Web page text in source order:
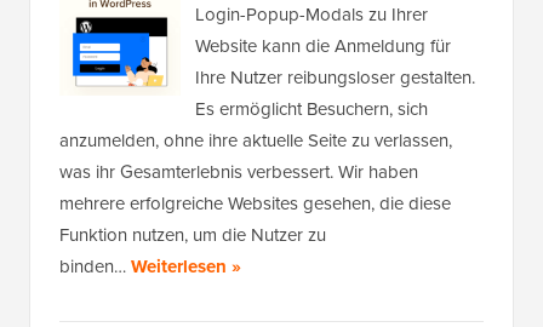
Login-Popup-Modals zu Ihrer
Website kann die Anmeldung für
Ihre Nutzer reibungsloser gestalten.
Es ermöglicht Besuchern, sich
anzumelden, ohne ihre aktuelle Seite zu verlassen,
was ihr Gesamterlebnis verbessert. Wir haben
mehrere erfolgreiche Websites gesehen, die diese
Funktion nutzen, um die Nutzer zu
binden…Weiterlesen »